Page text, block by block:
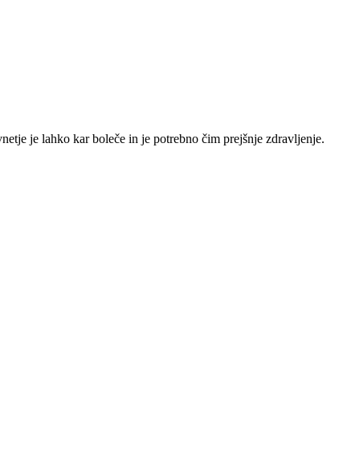
je lahko kar boleče in je potrebno čim prejšnje zdravljenje.